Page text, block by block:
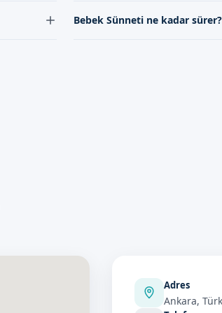
ulaşabilirsiniz.
Bebek Sünneti ne kadar sürer?
Adres
Ankara,